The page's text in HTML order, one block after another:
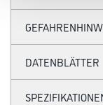
DATENBLÄTTER